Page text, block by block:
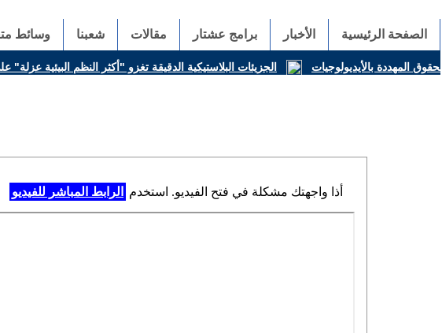
الصفحة الرئيسية الأخبار برامج عشتار مقالات شعبنا وسائط
المهددة بالأيديولوجيات الجزيئات البلاستيكية الدقيقة تغزو "أكثر النظم البيئية
أذا واجهتك مشكلة في فتح الفيديو. استخدم الرابط المباشر للفيديو